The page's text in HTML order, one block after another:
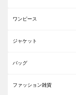
ワンピース
ジャケット
バッグ
ファッション雑貨